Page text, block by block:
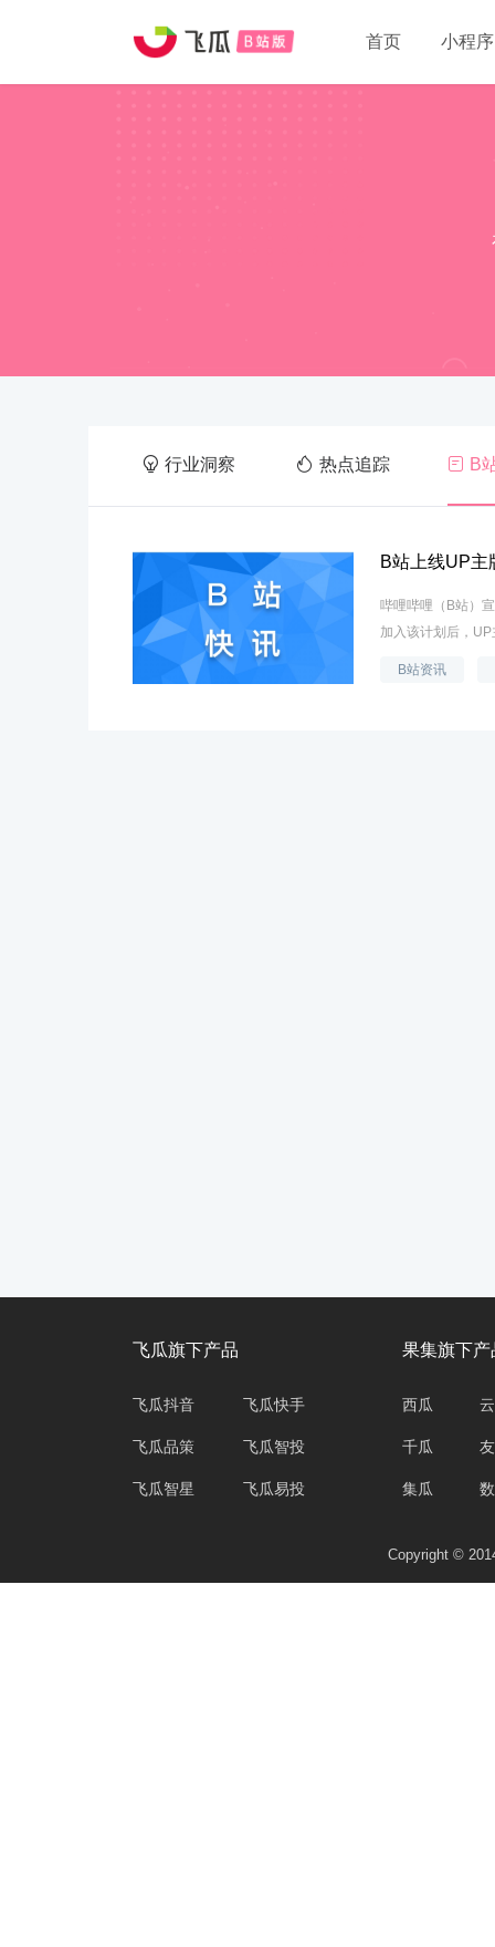
首页 小程序
行业洞察 热点追踪 B
B站上线UP主
哔哩哔哩（B站）
加入该计划后，
B站资讯
飞瓜旗下产品
飞瓜抖音
飞瓜品策
飞瓜智星
飞瓜快手
飞瓜智投
飞瓜易投
果集旗下产
西瓜
千瓜
集瓜
Copyright ©